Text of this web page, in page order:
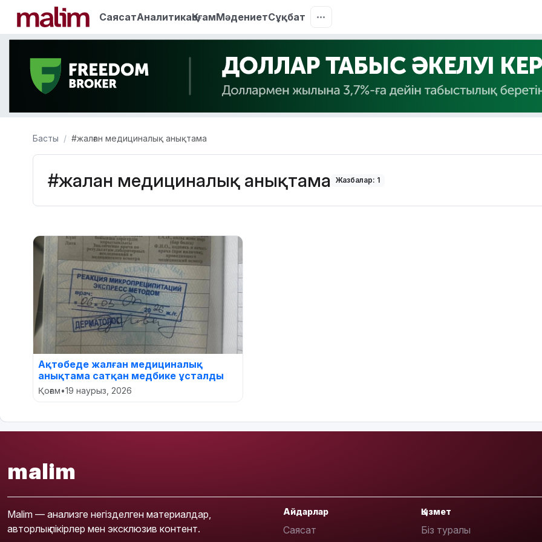
СаясатАналитикаҚоғамМәдениетСұқбат
Басты #жалған медициналық анықтама
#жалған медициналық анықтама Жазбалар: 1
Ақтөбеде жалған медициналық
анықтама сатқан медбике ұсталды
Қоғам•19 наурыз, 2026
malim
Malim — анализге негізделген материалдар,
авторлық пікірлер мен эксклюзив контент.
Айдарлар
Саясат
Қызмет
Біз туралы